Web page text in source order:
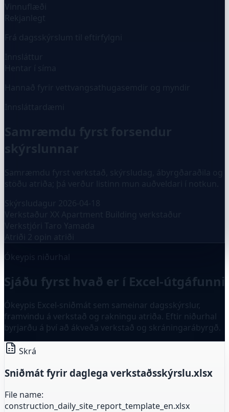
Vinnuflæði
Rekjanlegt
Frá dagsskýrslum til eftirfylgni
Innsláttur
Hentar í síma
Hannað fyrir vettvangsathugasemdir og myndir
Innsláttardæmi
Samræmdu fyrst forsendur
skýrslunnar
Samræmdu fyrst verkstað, skýrsludag, ábyrgðaraðila og
stöðu atriða; þá verður listinn mun auðveldari í notkun.
Skýrsludagur
2026-04-18
Verkstaður
XX Apartment Building verkstaður
Verkstjóri
Taro Yamada
Atriði
2 opin atriði
Ókeypis niðurhal
Sjáðu fyrst hvað er í Excel-útgáfunni
Ókeypis Excel-sniðmát sem sameinar dagsskýrslur,
framvindu á verkstað og rakningu atriða. Eftir niðurhal
byrjarðu á því að ákveða verkstað og skráningarábyrgð.
Skrá
Sniðmát fyrir daglega verkstaðsskýrslu.xlsx
File name:
construction_daily_site_report_template_en.xlsx